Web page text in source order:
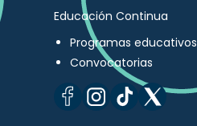
Educación Continua
Programas educativos
Convocatorias